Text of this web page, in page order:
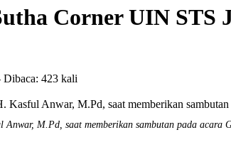
Corner UIN STS
423 kali
M.Pd, saat memberikan sambutan pada acara